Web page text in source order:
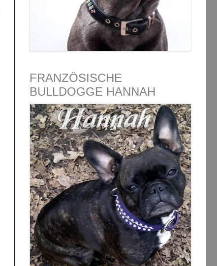
FRANZÖSISCHE
BULLDOGGE HANNAH